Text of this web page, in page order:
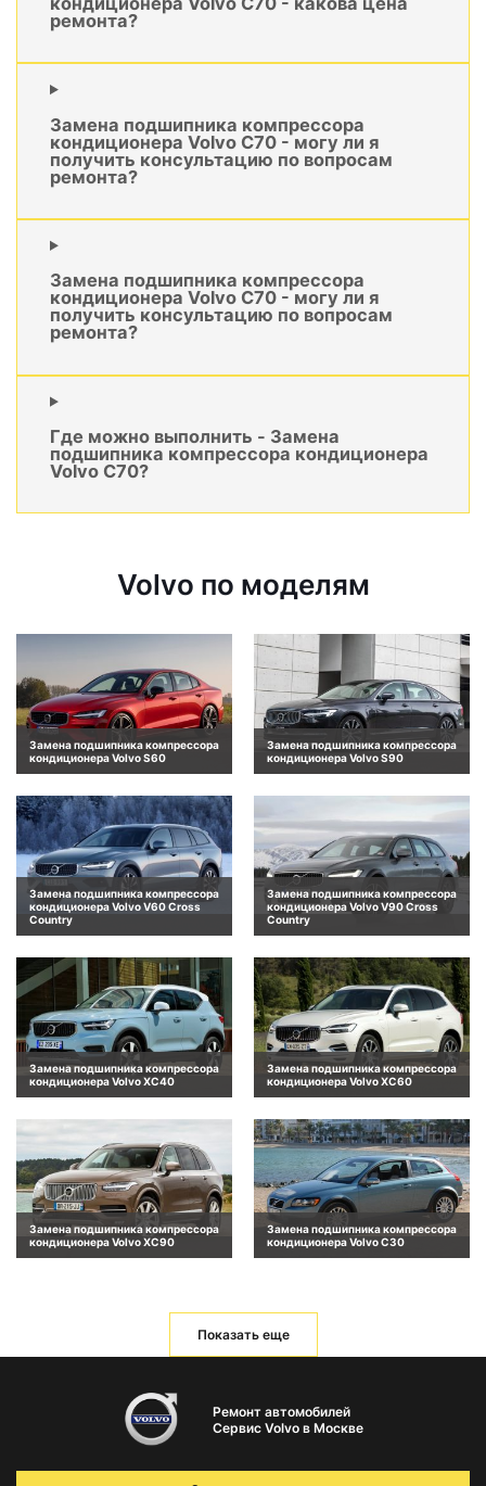
ремонта?
Замена подшипника компрессора
кондиционера Volvo C70 - могу ли я
получить консультацию по вопросам
ремонта?
Замена подшипника компрессора
кондиционера Volvo C70 - могу ли я
получить консультацию по вопросам
ремонта?
Где можно выполнить - Замена
подшипника компрессора кондиционера
Volvo C70?
Volvo по моделям
Замена подшипника компрессора
кондиционера Volvo S60
Замена подшипника компрессора
кондиционера Volvo S90
Замена подшипника компрессора
кондиционера Volvo V60 Cross
Country
Замена подшипника компрессора
кондиционера Volvo V90 Cross
Country
Замена подшипника компрессора
кондиционера Volvo XC40
Замена подшипника компрессора
кондиционера Volvo XC60
Замена подшипника компрессора
кондиционера Volvo XC90
Замена подшипника компрессора
кондиционера Volvo C30
Показать еще
Ремонт автомобилей
Сервис Volvo в Москве